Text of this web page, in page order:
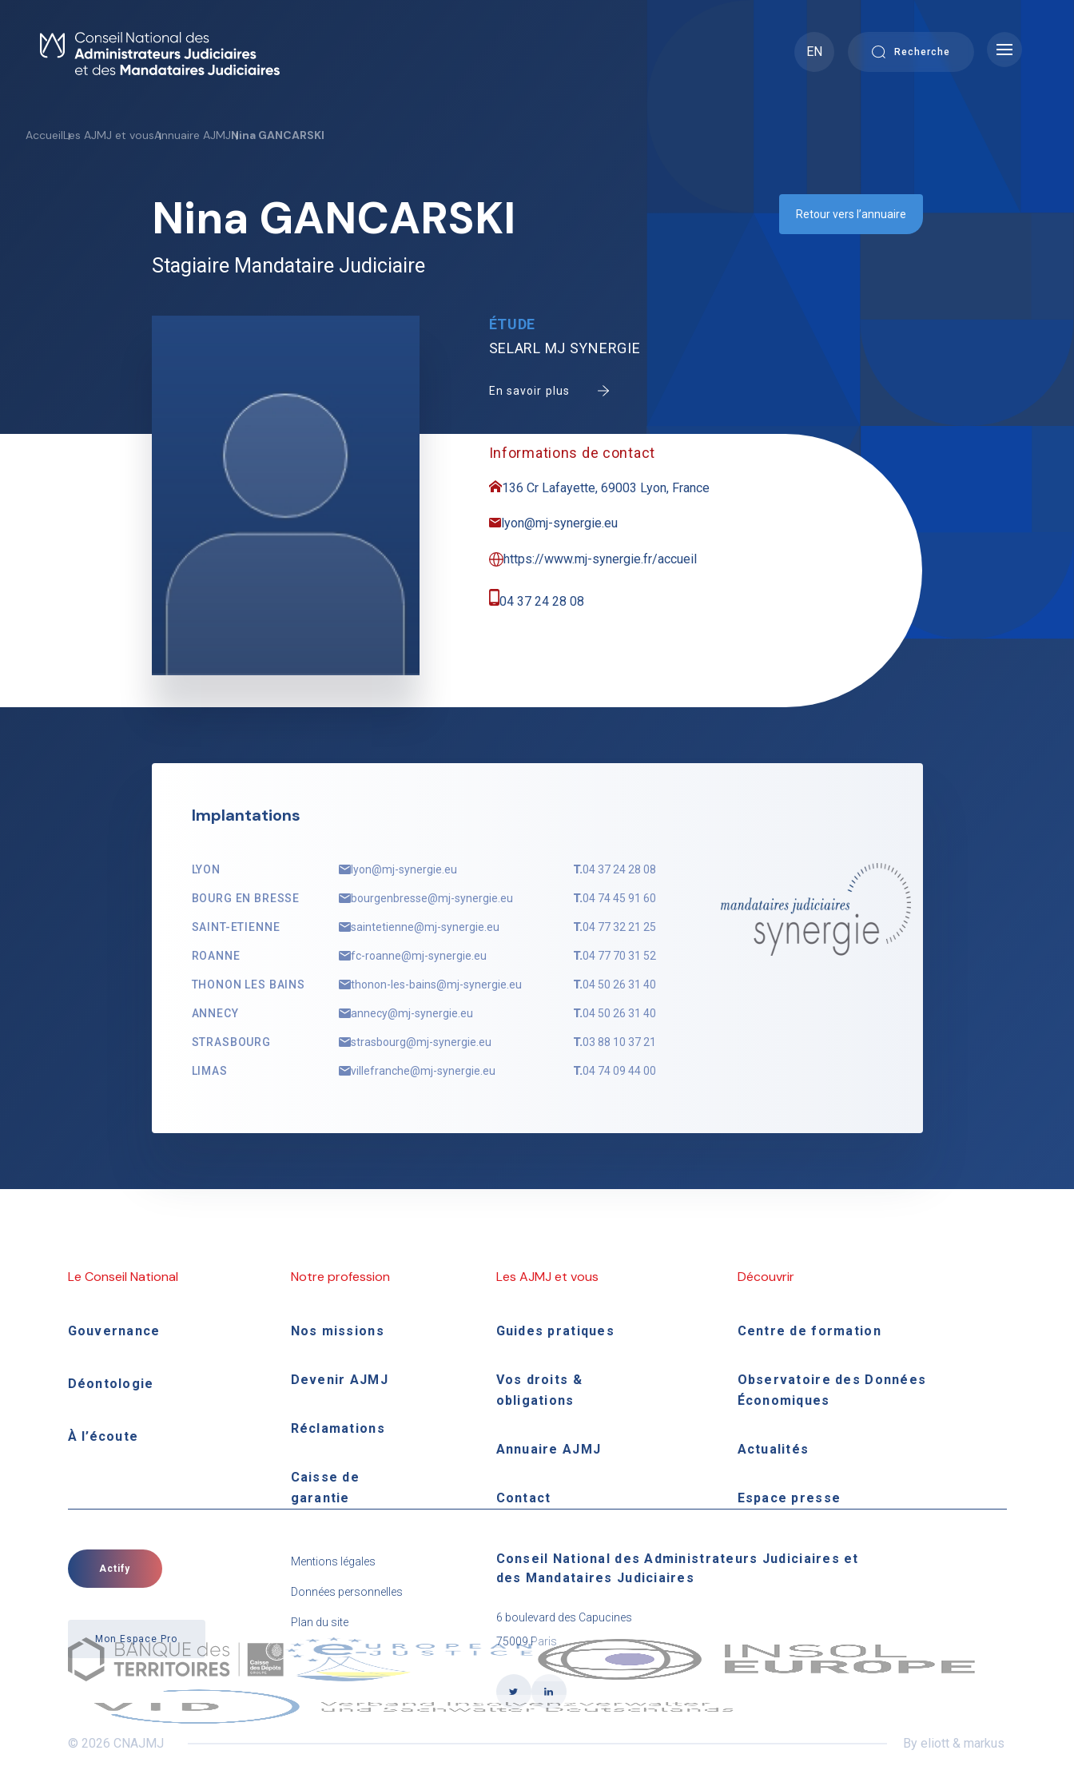
content
EN
Recherche
AccueilLes AJMJ et vousAnnuaire AJMJNina GANCARSKI
Nina GANCARSKI
Stagiaire Mandataire Judiciaire
Retour vers l’annuaire
ÉTUDE
SELARL MJ SYNERGIE
En savoir plus
Informations de contact
136 Cr Lafayette, 69003 Lyon, France
lyon@mj-synergie.eu
https://www.mj-synergie.fr/accueil
04 37 24 28 08
Implantations
LYON lyon@mj-synergie.eu T.04 37 24 28 08
BOURG EN BRESSE bourgenbresse@mj-synergie.eu T.04 74 45 91 60
SAINT-ETIENNE saintetienne@mj-synergie.eu T.04 77 32 21 25
ROANNE fc-roanne@mj-synergie.eu T.04 77 70 31 52
THONON LES BAINS thonon-les-bains@mj-synergie.eu T.04 50 26 31 40
ANNECY annecy@mj-synergie.eu T.04 50 26 31 40
STRASBOURG strasbourg@mj-synergie.eu T.03 88 10 37 21
LIMAS villefranche@mj-synergie.eu T.04 74 09 44 00
Le Conseil National
Gouvernance
Déontologie
À l’écoute
Notre profession
Nos missions
Devenir AJMJ
Réclamations
Caisse de
garantie
Les AJMJ et vous
Guides pratiques
Vos droits &
obligations
Annuaire AJMJ
Contact
Découvrir
Centre de formation
Observatoire des Données
Économiques
Actualités
Espace presse
Actify
Mon Espace Pro
Mentions légales
Données personnelles
Plan du site
Conseil National des Administrateurs Judiciaires et
des Mandataires Judiciaires
6 boulevard des Capucines
75009 Paris
© 2026 CNAJMJ By eliott & markus